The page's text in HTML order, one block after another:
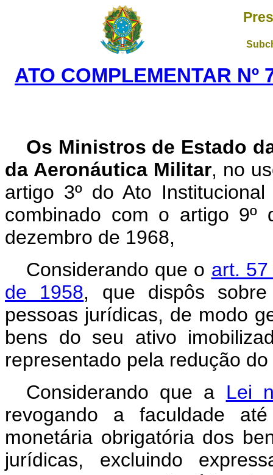
ATO COMPLEMENTAR Nº
Os Ministros de Estado
da Aeronáutica Militar, no
artigo 3º do Ato
combinado com o artigo
dezembro de 1968,
Considerando que o art.
de 1958, que dispôs
pessoas jurídicas, de modo
bens do seu ativo
representado pela redução
Considerando que a Lei
revogando a faculdade
monetária obrigatória dos
jurídicas, excluindo